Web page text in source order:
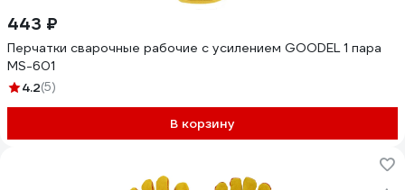
443 ₽
Перчатки сварочные рабочие с усилением GOODEL 1 пара
MS-601
4.2(5)
В корзину